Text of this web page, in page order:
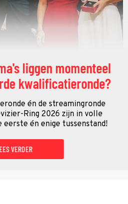
liggen momenteel
kwalificatieronde?
én de streamingronde
Ring 2026 zijn in volle
eerste én enige tussenstand!
VERDER